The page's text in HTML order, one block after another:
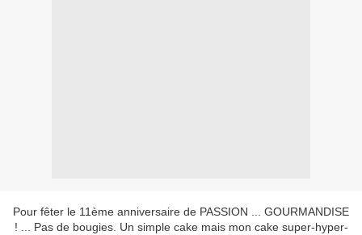
Pour fêter le 11ème anniversaire de PASSION ... GOURMANDISE
! ... Pas de bougies. Un simple cake mais mon cake super-hyper-